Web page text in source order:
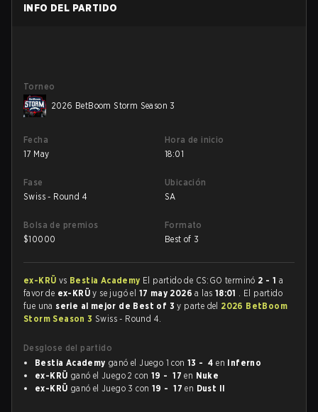
INFO DEL PARTIDO
Torneo
2026 BetBoom Storm Season 3
Fecha
17 May
Hora de inicio
18:01
Fase
Swiss - Round 4
Ubicación
SA
Bolsa de premios
$10000
Formato
Best of 3
ex-KRÜ vs Bestia Academy El partido de CS:GO terminó 2 - 1 a
favor de ex-KRÜy se jugó el 17 may 2026a las 18:01 . El partido
fue una serie al mejor de Best of 3y parte del 2026 BetBoom
Storm Season 3 Swiss - Round 4.
Desglose del partido
Bestia Academy ganó el Juego 1 con13 - 4 en Inferno
ex-KRÜ ganó el Juego 2 con 19 - 17 en Nuke
ex-KRÜ ganó el Juego 3 con 19 - 17 en Dust II